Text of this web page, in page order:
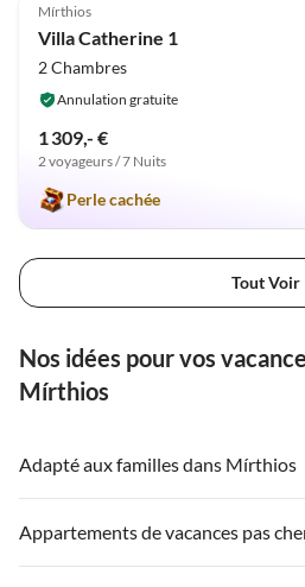
Hauptstraße von Myrthios
mit mehreren,immer gut
besuchten Restaurants und
ist doch total ruhig gelegen.
der mini-mini-market
Myrtia im Dorf, nach
Vorbestellung konnten wir
dort auch Brot und Eier von
Ortes kaufen. Unser Dank
geht an die
Peristerakis und sehr gerne
auch an die Kirmaiers für
Organisation !
Mírthios
Villa Catherine 1
2 Chambres
Annulation gratuite
1 309,- €
2 voyageurs / 7 Nuits
Perle cachée
Tout Voir
Nos idées pour vos
Mírthios
Adapté aux familles dans Mírthios
Appartements de vacances pas